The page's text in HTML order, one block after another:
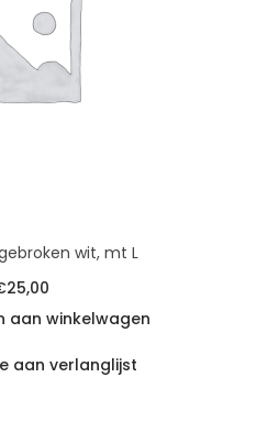
wit, mt L
25,00
aan winkelwagen
aan verlanglijst